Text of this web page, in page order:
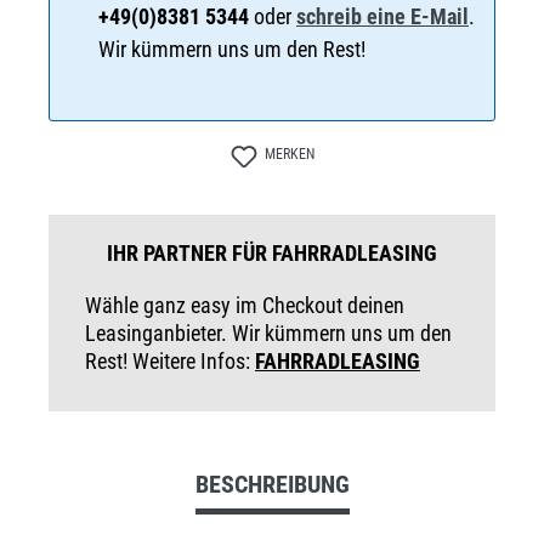
+49(0)8381 5344oderschreib eine E-Mail .
Wir kümmern uns um den Rest!
MERKEN
IHR PARTNER FÜR FAHRRADLEASING
Wähle ganz easy im Checkout deinen
Leasinganbieter. Wir kümmern uns um den
Rest! Weitere Infos: FAHRRADLEASING
BESCHREIBUNG